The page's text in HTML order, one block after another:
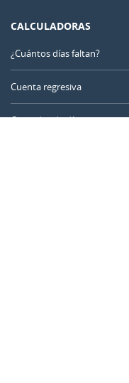
CALCULADORAS
¿Cuántos días faltan?
Cuenta regresiva
Contador de días